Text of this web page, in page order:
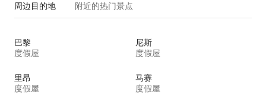
周边目的地 附近的热门景点
巴黎
度假屋
尼斯
度假屋
里昂
度假屋
马赛
度假屋